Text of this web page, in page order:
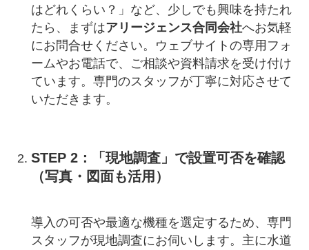
はどれくらい？」など、少しでも興味を持たれ
たら、まずはアリージェンス合同会社へお気軽
にお問合せください。ウェブサイトの専用フォ
ームやお電話で、ご相談や資料請求を受け付け
ています。専門のスタッフが丁寧に対応させて
いただきます。
STEP 2：「現地調査」で設置可否を確認
（写真・図面も活用）
導入の可否や最適な機種を選定するため、専門
スタッフが現地調査にお伺いします。主に水道